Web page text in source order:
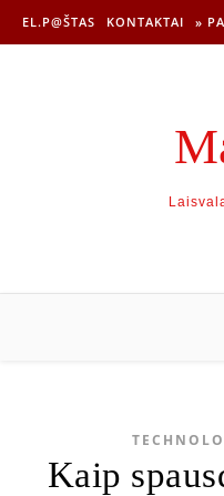
EL.P@ŠTAS KONTAKTAI »
Kaip